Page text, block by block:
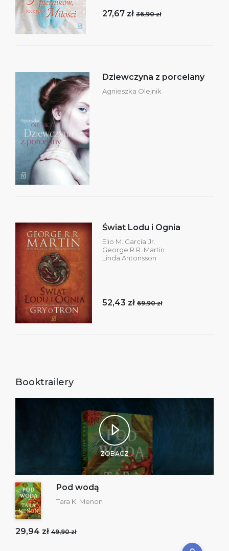
27,67 zł 36,90 zł
Dziewczyna z porcelany
Agnieszka Olejnik
Świat Lodu i Ognia
Elio M. García.Jr.
George R.R. Martin
Linda Antonsson
52,43 zł 69,90 zł
Booktrailery
ZOBACZ
Pod wodą
Tara K. Menon
29,94 zł 49,90 zł